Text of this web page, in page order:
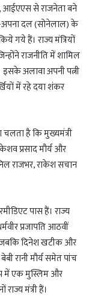
आईएएस से राजनेता बने
अपना दल (सोनेलाल) के
गये हैं। राज्य मंत्रियों
राजनीति में शामिल
अलावा अपनी पत्नी
में रहे दया शंकर
चलता है कि मुख्यमंत्री
प्रसाद मौर्य और
राजभर, राकेश सचान
पास हैं। राज्य
प्रजापति आठवीं
जबकि दिनेश खटीक और
रानी मौर्य समेत पांच
में एक मुस्लिम और
मंत्री हैं।